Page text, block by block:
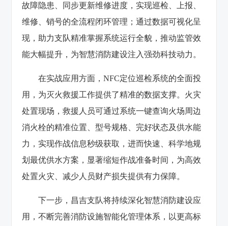
故障隐患、同步更新维修进度，实现巡检、上报、
维修、销号的全流程闭环管理；通过数据可视化呈
现，助力支队精准掌握系统运行全貌，推动监管效
能大幅提升，为智慧消防建设注入强劲科技动力。
在实战应用方面，NFC定位巡检系统的全面投
用，为灭火救援工作提供了精准的数据支撑。火灾
处置现场，救援人员可通过系统一键查询火场周边
消火栓的精准位置、型号规格、完好状态及供水能
力，实现作战信息秒级获取，进而快速、科学地规
划最优供水方案，显著缩短作战准备时间，为高效
处置火灾、减少人员财产损失提供有力保障。
下一步，昌吉支队将持续深化智慧消防建设应
用，不断完善消防设施智能化管理体系，以更高标